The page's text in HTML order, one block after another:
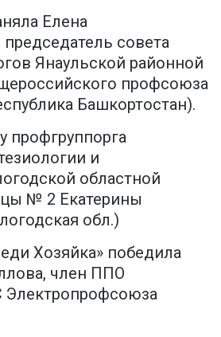
Елена
совета
Янаульской районной
профсоюза
Башкортостан).
профгруппорга
и
областной
№ 2 Екатерины
обл.)
Хозяйка» победила
член ППО
Электропрофсоюза